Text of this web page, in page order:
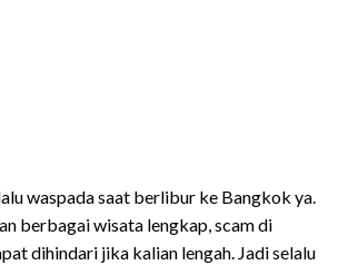
waspada saat berlibur ke Bangkok ya.
berbagai wisata lengkap, scam di
dihindari jika kalian lengah. Jadi selalu